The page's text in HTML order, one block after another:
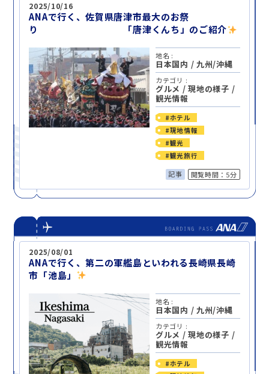
2025/10/16
ANAで行く、佐賀県唐津市最大のお祭
り 「唐津くんち」のご紹介
地名 :
日本国内 /九州/沖縄
カテゴリ :
グルメ /現地の様子 /
観光情報
#ホテル
#現地情報
#観光
#観光旅行
記事 閲覧時間：5分
2025/08/01
ANAで行く、第二の軍艦島といわれる長崎県長崎
市「池島」
地名 :
日本国内 /九州/沖縄
カテゴリ :
グルメ /現地の様子 /
観光情報
#ホテル